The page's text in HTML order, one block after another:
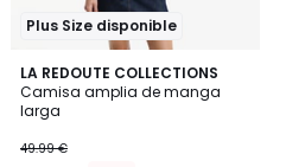
Plus Size disponible
LA REDOUTE COLLECTIONS
Camisa amplia de manga
larga
49.99 €
5
/
5
2
Colores